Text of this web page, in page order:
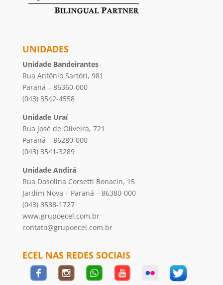
UNIDADES
Unidade Bandeirantes
Rua Antônio Sartóri, 981
Paraná – 86360-000
(043) 3542-4558
Unidade Uraí
Rua José de Oliveira, 721
Paraná – 86280-000
(043) 3541-3289
Unidade Andirá
Rua Dosolina Corsetti Bonacin, 15
Jardim Nova – Paraná – 86380-000
(043) 3538-1727
www.grupoecel.com.br
contato@grupoecel.com.br
ECEL NAS REDES SOCIAIS